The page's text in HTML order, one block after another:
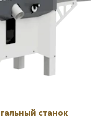
станок